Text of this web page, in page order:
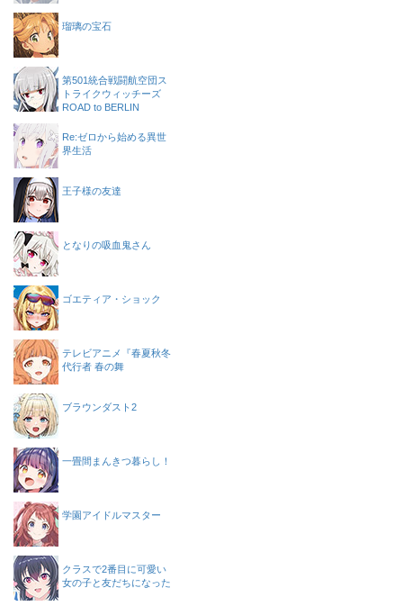
瑠璃の宝石
第501統合戦闘航空団ス
トライクウィッチーズ
ROAD to BERLIN
Re:ゼロから始める異世
界生活
王子様の友達
となりの吸血鬼さん
ゴエティア・ショック
テレビアニメ『春夏秋冬
代行者 春の舞
ブラウンダスト2
一畳間まんきつ暮らし！
学園アイドルマスター
クラスで2番目に可愛い
女の子と友だちになった